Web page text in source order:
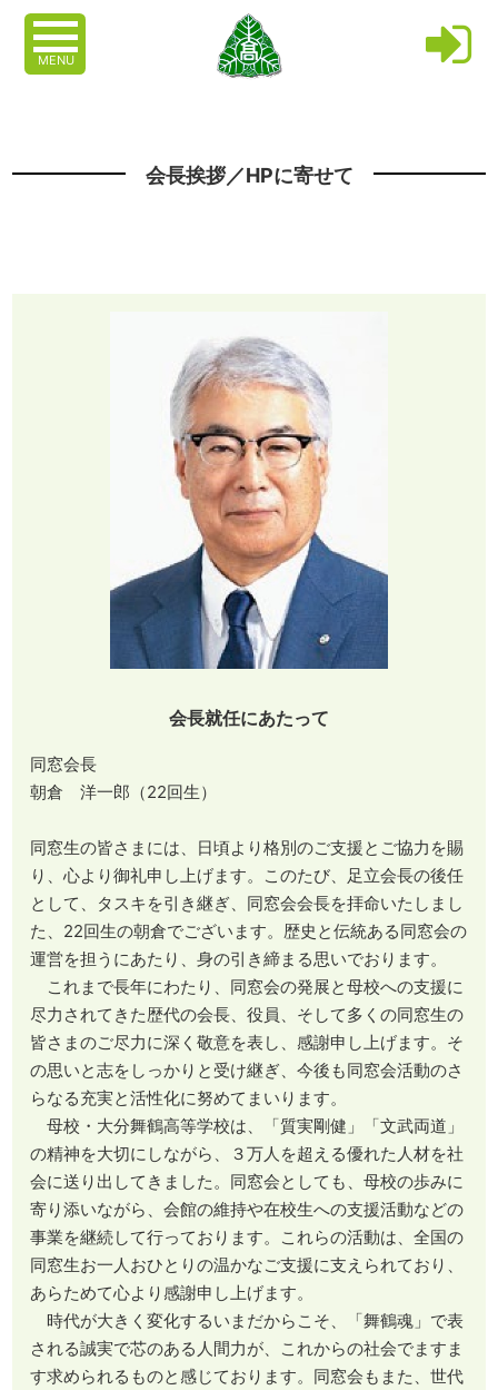
MENU
会長挨拶／HPに寄せて
会長就任にあたって
同窓会長
朝倉 洋一郎（22回生）
同窓生の皆さまには、日頃より格別のご支援とご協力を賜
り、心より御礼申し上げます。このたび、足立会長の後任
として、タスキを引き継ぎ、同窓会会長を拝命いたしまし
た、22回生の朝倉でございます。歴史と伝統ある同窓会の
運営を担うにあたり、身の引き締まる思いでおります。
これまで長年にわたり、同窓会の発展と母校への支援に
尽力されてきた歴代の会長、役員、そして多くの同窓生の
皆さまのご尽力に深く敬意を表し、感謝申し上げます。そ
の思いと志をしっかりと受け継ぎ、今後も同窓会活動のさ
らなる充実と活性化に努めてまいります。
母校・大分舞鶴高等学校は、「質実剛健」「文武両道」
の精神を大切にしながら、３万人を超える優れた人材を社
会に送り出してきました。同窓会としても、母校の歩みに
寄り添いながら、会館の維持や在校生への支援活動などの
事業を継続して行っております。これらの活動は、全国の
同窓生お一人おひとりの温かなご支援に支えられており、
あらためて心より感謝申し上げます。
時代が大きく変化するいまだからこそ、「舞鶴魂」で表
される誠実で芯のある人間力が、これからの社会でますま
す求められるものと感じております。同窓会もまた、世代